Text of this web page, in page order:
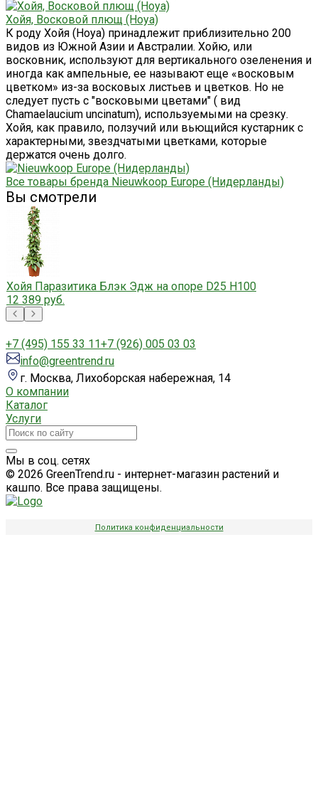
Хойя, Восковой плющ (Hoya)
К роду Хойя (Ноуа) принадлежит приблизительно 200
видов из Южной Азии и Австралии. Хойю, или
восковник, используют для вертикального озеленения и
иногда как ампельные, ее называют еще «восковым
цветком» из-за восковых листьев и цветков. Но не
следует пусть с "восковыми цветами" ( вид
Chamaelaucium uncinatum), используемыми на срезку.
Хойя, как правило, ползучий или вьющийся кустарник с
характерными, звездчатыми цветками, которые
держатся очень долго.
Все товары бренда Nieuwkoop Europe (Нидерланды)
Вы смотрели
Хойя Паразитика Блэк Эдж на опоре D25 H100
12 389 руб.
+7 (495) 155 33 11+7 (926) 005 03 03
info@greentrend.ru
г. Москва, Лихоборская набережная, 14
О компании
Каталог
Услуги
Мы в соц. сетях
© 2026 GreenTrend.ru - интернет-магазин растений и
кашпо. Все права защищены.
Политика конфиденциальности